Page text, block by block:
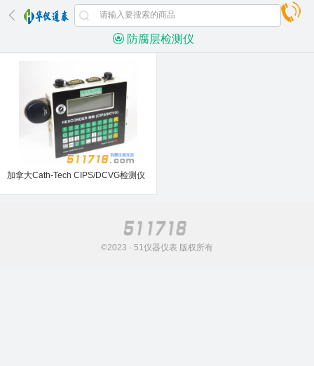
防腐层检测仪
加拿大Cath-Tech CIPS/DCVG检测仪
©2023 · 51仪器仪表 版权所有